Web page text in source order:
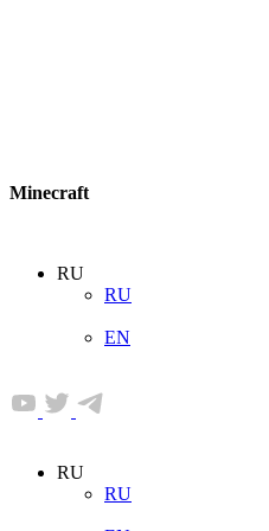
Minecraft
RU
RU
EN
RU
RU